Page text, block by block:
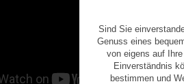
Sind Sie
Genuss eines
von eigens auf
Einverständnis
bestimmen und